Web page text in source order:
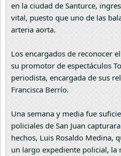
en la ciudad de Santurce,
vital, puesto que uno de las
arteria aorta.
Los encargados de reconocer
su promotor de espectáculos
periodista, encargada de sus
Francisca Berrío.
Una semana y media fue
policiales de San Juan
hechos, Luis Rosaldo Medina,
un largo expediente policial, la